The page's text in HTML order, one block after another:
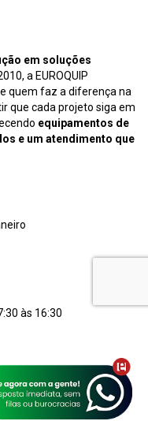
em soluções
a EUROQUIP
quem faz a diferença na
que cada projeto siga em
equipamentos de
e um atendimento que
às 16:30